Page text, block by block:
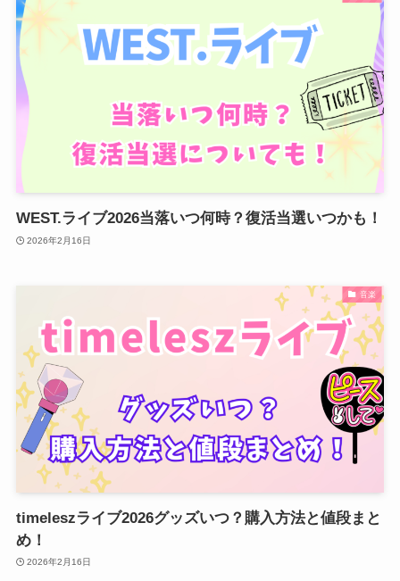
WEST.ライブ2026当落いつ何時？復活当選いつかも！
2026年2月16日
音楽
timeleszライブ2026グッズいつ？購入方法と値段まと
め！
2026年2月16日